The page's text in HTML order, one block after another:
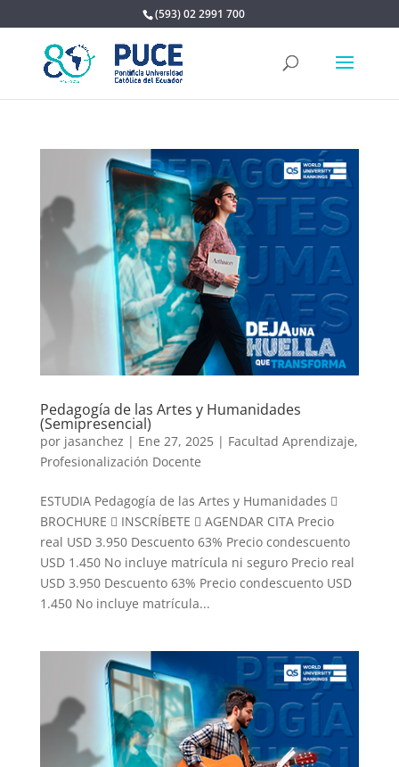
(593) 02 2991 700
Pedagogía de las Artes y Humanidades
(Semipresencial)
por jasanchez | Ene 27, 2025| Facultad Aprendizaje,
Profesionalización Docente
ESTUDIA Pedagogía de las Artes y Humanidades 
BROCHURE  INSCRÍBETE  AGENDAR CITA Precio
real USD 3.950 Descuento 63% Precio condescuento
USD 1.450 No incluye matrícula ni seguro Precio real
USD 3.950 Descuento 63% Precio condescuento USD
1.450 No incluye matrícula...